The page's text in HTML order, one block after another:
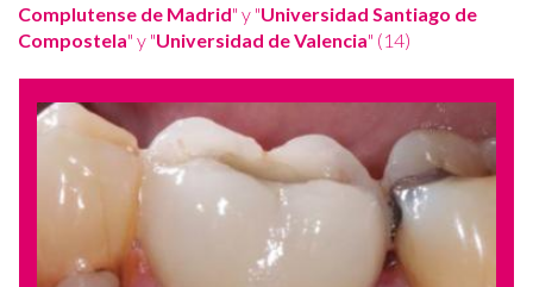
Complutense de Madrid" y "Universidad Santiago de
Compostela" y "Universidad de Valencia" (14)